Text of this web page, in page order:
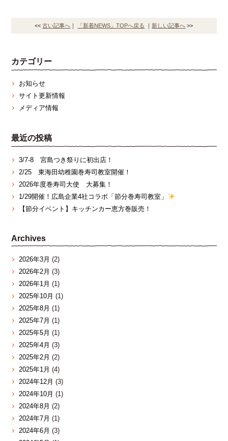
<<古い記事へ 「新着NEWS」TOPへ戻る 新しい記事へ >>
カテゴリー
お知らせ
サイト更新情報
メディア情報
最近の投稿
3/7‐8 宮島つき祭りに初出店！
2/25 東海田幼稚園巻寿司教室開催！
2026年度巻寿司大使 大募集！
1/29開催！広島企業4社コラボ「節分巻寿司教室」
【節分イベント】キッチンカー恵方巻販売！
Archives
2026年3月 (2)
2026年2月 (3)
2026年1月 (1)
2025年10月 (1)
2025年8月 (1)
2025年7月 (1)
2025年5月 (1)
2025年4月 (3)
2025年2月 (2)
2025年1月 (4)
2024年12月 (3)
2024年10月 (1)
2024年8月 (2)
2024年7月 (1)
2024年6月 (3)